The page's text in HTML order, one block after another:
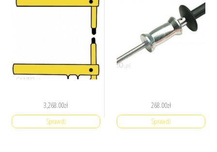
3,268.00zł
Sprawdź
268.00zł
Sprawdź